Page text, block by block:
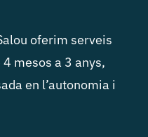
oferim serveis
mesos a 3 anys,
en l’autonomia i